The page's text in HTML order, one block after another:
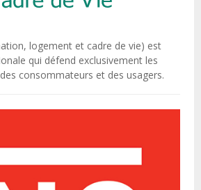
logement et cadre de vie) est
qui défend exclusivement les
consommateurs et des usagers.